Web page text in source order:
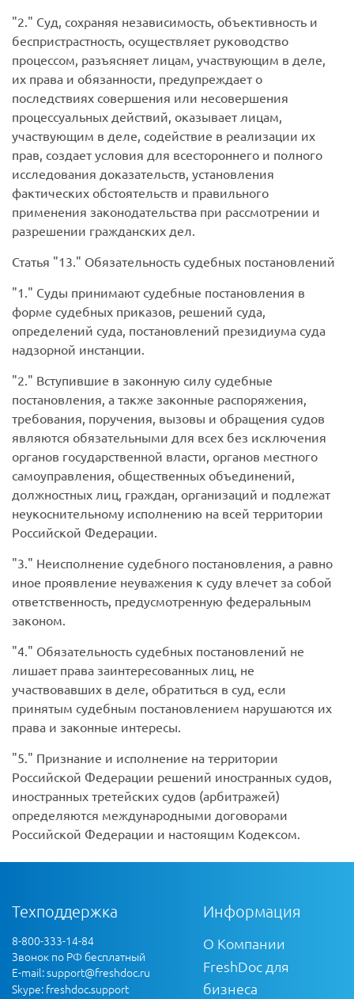
2.
Суд, сохраняя независимость, объективность и
беспристрастность, осуществляет руководство
процессом, разъясняет лицам, участвующим в деле,
их права и обязанности, предупреждает о
последствиях совершения или несовершения
процессуальных действий, оказывает лицам,
участвующим в деле, содействие в реализации их
прав, создает условия для всестороннего и полного
исследования доказательств, установления
фактических обстоятельств и правильного
применения законодательства при рассмотрении и
разрешении гражданских дел.
Статья
13.
Обязательность судебных постановлений
1.
Суды принимают судебные постановления в
форме судебных приказов, решений суда,
определений суда, постановлений президиума суда
надзорной инстанции.
2.
Вступившие в законную силу судебные
постановления, а также законные распоряжения,
требования, поручения, вызовы и обращения судов
являются обязательными для всех без исключения
органов государственной власти, органов местного
самоуправления, общественных объединений,
должностных лиц, граждан, организаций и подлежат
неукоснительному исполнению на всей территории
Российской Федерации.
3.
Неисполнение судебного постановления, а равно
иное проявление неуважения к суду влечет за собой
ответственность, предусмотренную федеральным
законом.
4.
Обязательность судебных постановлений не
лишает права заинтересованных лиц, не
участвовавших в деле, обратиться в суд, если
принятым судебным постановлением нарушаются их
права и законные интересы.
5.
Признание и исполнение на территории
Российской Федерации решений иностранных судов,
иностранных третейских судов (арбитражей)
определяются международными договорами
Российской Федерации и настоящим Кодексом.
Техподдержка
8-800-333-14-84
Звонок по РФ бесплатный
E-mail:support@freshdoc.ru
Skype: freshdoc.support
Информация
О Компании
FreshDoc для
бизнеса